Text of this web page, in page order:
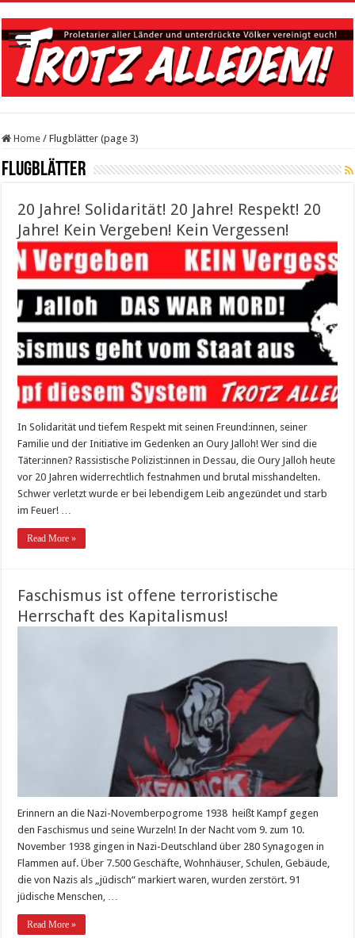
Home / Flugblätter (page 3)
Flugblätter
20 Jahre! Solidarität! 20 Jahre! Respekt! 20
Jahre! Kein Vergeben! Kein Vergessen!
In Solidarität und tiefem Respekt mit seinen Freund:innen, seiner
Familie und der Initiative im Gedenken an Oury Jalloh! Wer sind die
Täter:innen? Rassistische Polizist:innen in Dessau, die Oury Jalloh heute
vor 20 Jahren widerrechtlich festnahmen und brutal misshandelten.
Schwer verletzt wurde er bei lebendigem Leib angezündet und starb
im Feuer! …
Read More »
Faschismus ist offene terroristische
Herrschaft des Kapitalismus!
Erinnern an die Nazi-Novemberpogrome 1938 ­­ heißt Kampf gegen
den Faschismus und seine Wurzeln! In der Nacht vom 9. zum 10.
November 1938 gingen in Nazi-Deutschland über 280 Synagogen in
Flammen auf. Über 7.500 Geschäfte, Wohnhäuser, Schulen, Gebäude,
die von Nazis als „jüdisch“ markiert waren, wurden zerstört. 91
jüdische Menschen, …
Read More »